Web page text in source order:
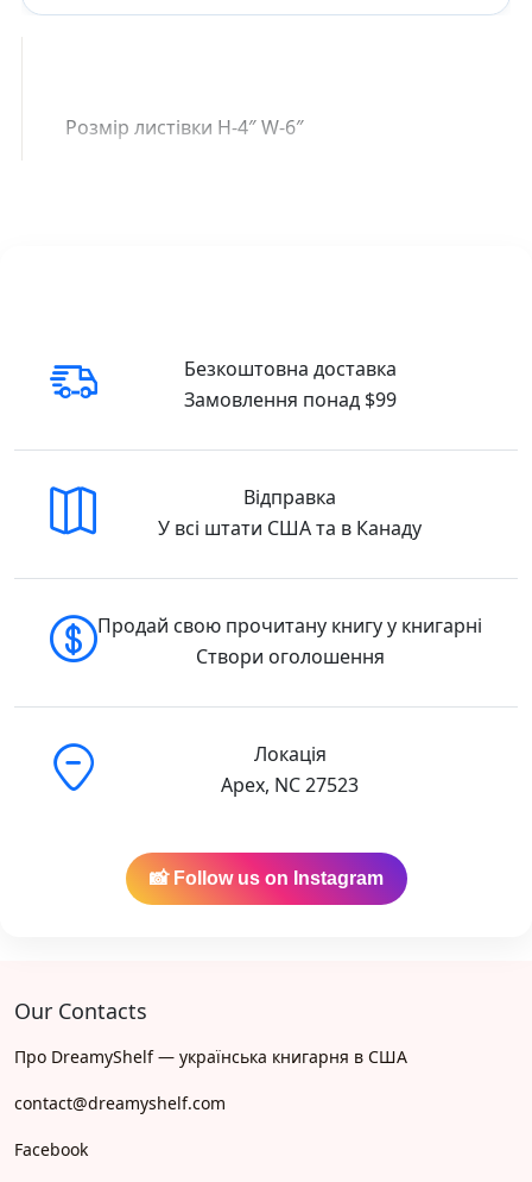
Розмір листівки H-4″ W-6″
Безкоштовна доставка
Замовлення понад $99
Відправка
У всі штати США та в Канаду
Продай свою прочитану книгу у книгарні
Створи оголошення
Локація
Apex, NC 27523
📸 Follow us on Instagram
Our Contacts
Про DreamyShelf — українська книгарня в США
contact@dreamyshelf.com
Facebook